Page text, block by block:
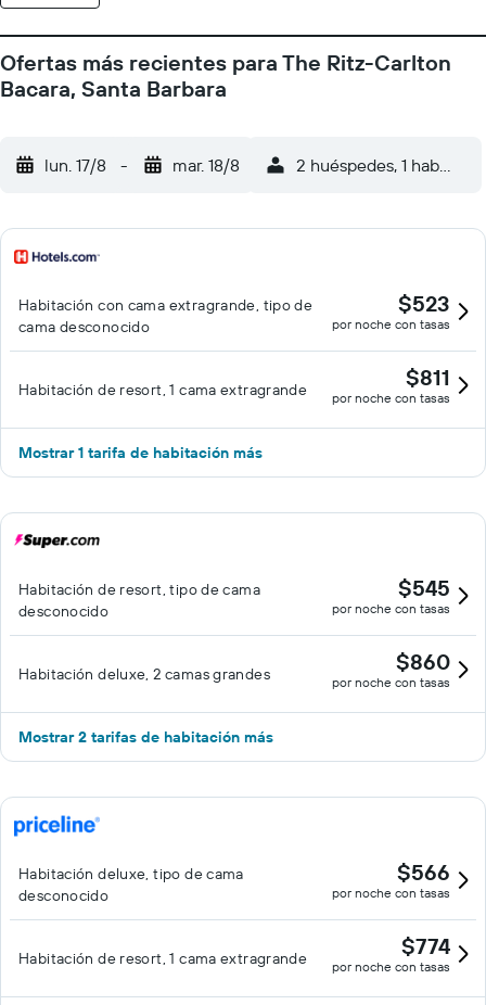
Ofertas más recientes para The Ritz-Carlton
Bacara, Santa Barbara
lun. 17/8 - mar. 18/8 2 huéspedes, 1
Habitación con cama extragrande, tipo de
cama desconocido
$523
por noche con tasas
Habitación de resort, 1 cama extragrande $811
por noche con tasas
Mostrar 1 tarifa de habitación más
Habitación de resort, tipo de cama
desconocido
$545
por noche con tasas
Habitación deluxe, 2 camas grandes $860
por noche con tasas
Mostrar 2 tarifas de habitación más
Habitación deluxe, tipo de cama
desconocido
$566
por noche con tasas
Habitación de resort, 1 cama extragrande $774
por noche con tasas